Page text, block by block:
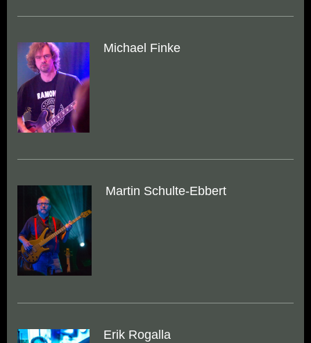
Michael Finke
Martin Schulte-Ebbert
Erik Rogalla